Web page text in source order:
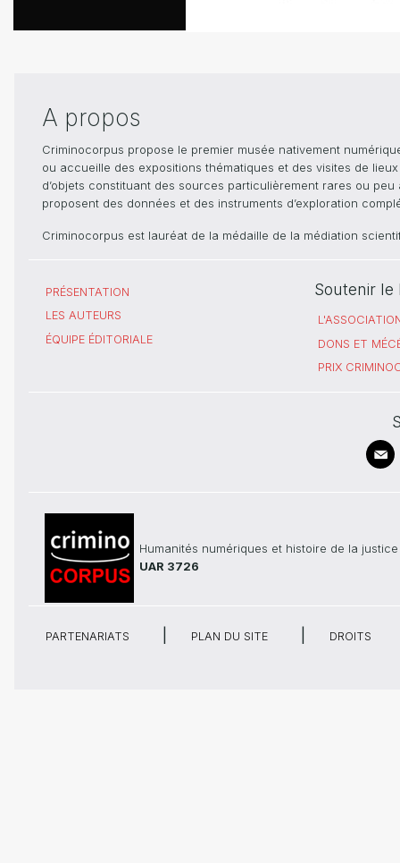
A propos
Criminocorpus propose le premier musée nativement
ou accueille des expositions thématiques et des visites de
d’objets constituant des sources particulièrement rares ou
proposent des données et des instruments d’exploration
Criminocorpus est lauréat de la médaille de la médiation
PRÉSENTATION
LES AUTEURS
ÉQUIPE ÉDITORIALE
Soutenir le
DONS ET
PRIX
Humanités numériques et histoire de la justice
UAR 3726
PARTENARIATS PLAN DU SITE DROITS